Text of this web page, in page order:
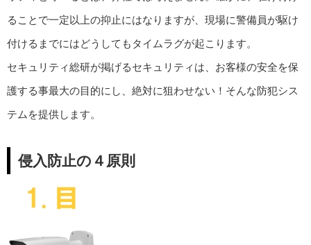
ることで一定以上の抑止にはなりますが、現場に警備員が駆け
付けるまでにはどうしてもタイムラグが起こります。
セキュリティ総研が掲げるセキュリティは、お客様の安全を保
護する事最大の目的にし、絶対に狙わせない！そんな防犯シス
テムを提供します。
侵入防止の４原則